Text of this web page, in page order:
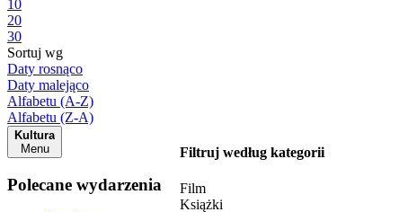
10
20
30
Sortuj wg
Daty rosnąco
Daty malejąco
Alfabetu (A-Z)
Alfabetu (Z-A)
Kultura
Menu
Polecane wydarzenia
Filtruj według kategorii
Film
Książki